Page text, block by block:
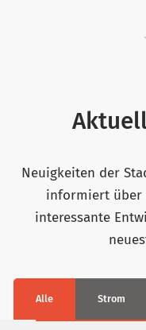
Neuigkeiten der
informiert über
interessante
Alle Strom